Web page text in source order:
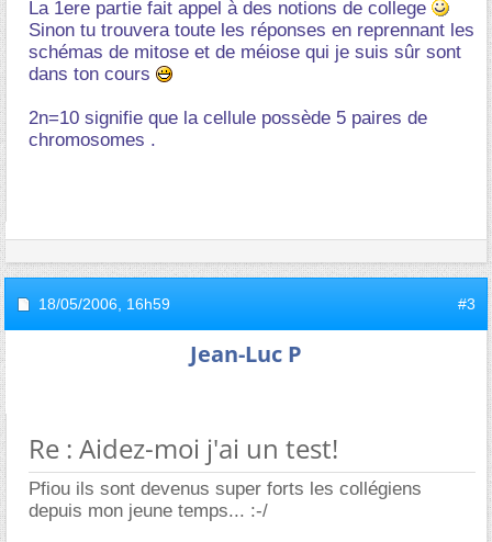
La 1ere partie fait appel à des notions de college
Sinon tu trouvera toute les réponses en reprennant les
schémas de mitose et de méiose qui je suis sûr sont
dans ton cours
2n=10 signifie que la cellule possède 5 paires de
chromosomes .
18/05/2006, 16h59 #3
Jean-Luc P
Re : Aidez-moi j'ai un test!
Pfiou ils sont devenus super forts les collégiens
depuis mon jeune temps... :-/